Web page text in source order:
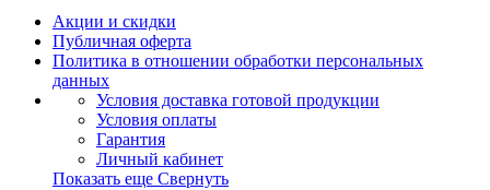
Акции и скидки
Публичная оферта
Политика в отношении обработки персональных
данных
Условия доставка готовой продукции
Условия оплаты
Гарантия
Личный кабинет
Показать еще Свернуть